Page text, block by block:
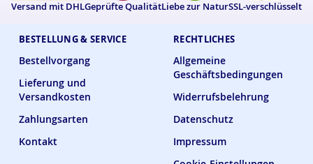
BESTELLUNG & SERVICE
Bestellvorgang
Lieferung und
Versandkosten
Zahlungsarten
Kontakt
RECHTLICHES
Allgemeine
Geschäftsbedingungen
Widerrufsbelehrung
Datenschutz
Impressum
Versand mit DHLGeprüfte QualitätLiebe zur NaturSSL-verschlüsselt